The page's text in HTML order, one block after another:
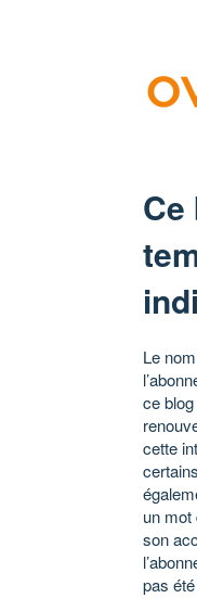
Ce
Le
ce blog
cette
un mot
son
pas